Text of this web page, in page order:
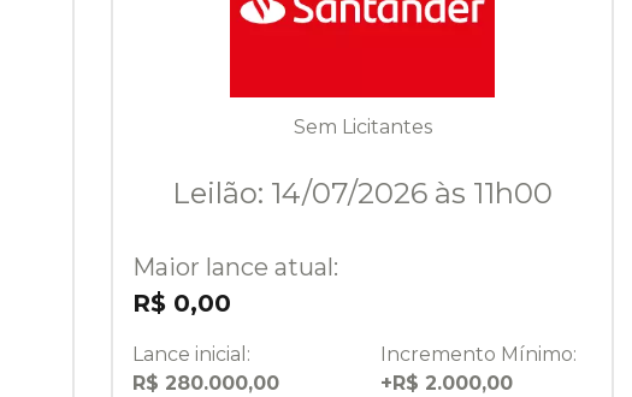
Sem Licitantes
Leilão: 14/07/2026 às 11h00
Maior lance atual:
R$ 0,00
Lance inicial:
R$ 280.000,00
Incremento Mínimo:
+R$ 2.000,00